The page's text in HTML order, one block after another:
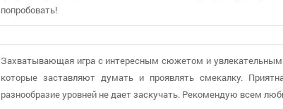
попробовать!
Захватывающая игра с интересным сюжетом и
которые заставляют думать и проявлять смекалку.
разнообразие уровней не дает заскучать. Рекомендую всем